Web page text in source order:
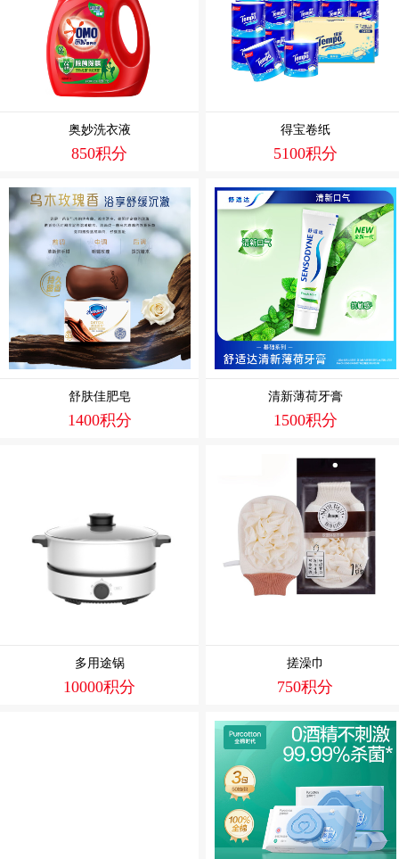
奥妙洗衣液
850积分
得宝卷纸
5100积分
舒肤佳肥皂
1400积分
清新薄荷牙膏
1500积分
多用途锅
10000积分
搓澡巾
750积分